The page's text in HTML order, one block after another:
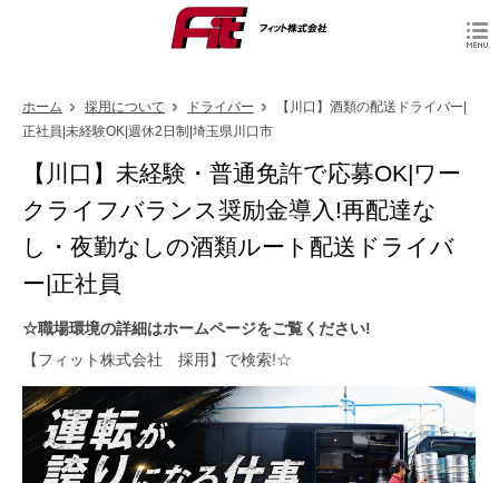
ホーム 採用について ドライバー
【川口】酒類の配送ドライバー|
正社員|未経験OK|週休2日制|埼玉県川口市
【川口】未経験・普通免許で応募OK|ワー
クライフバランス奨励金導入!再配達な
し・夜勤なしの酒類ルート配送ドライバ
ー|正社員
☆職場環境の詳細はホームページをご覧ください!
【フィット株式会社 採用】で検索!☆